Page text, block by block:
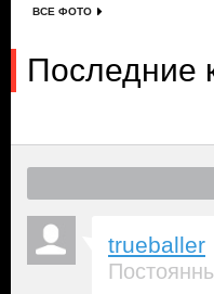
ВСЕ ФОТО
Последние
trueballer